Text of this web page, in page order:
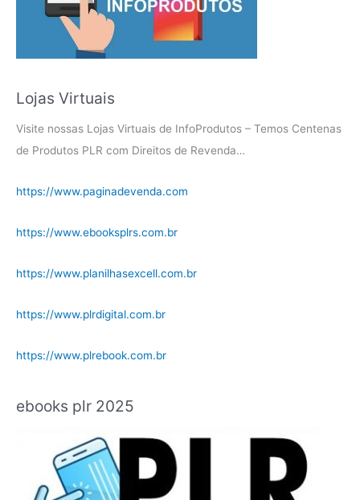
Lojas Virtuais
Visite nossas Lojas Virtuais de InfoProdutos – Temos Centenas
de Produtos PLR com Direitos de Revenda…
https://www.paginadevenda.com
https://www.ebooksplrs.com.br
https://www.planilhasexcell.com.br
https://www.plrdigital.com.br
https://www.plrebook.com.br
ebooks plr 2025